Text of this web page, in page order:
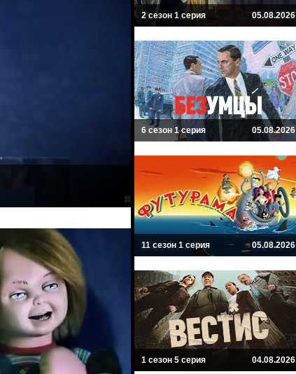
2 сезон 1 серия 05.08.2026
6 сезон 1 серия 05.08.2026
11 сезон 1 серия 05.08.2026
1 сезон 5 серия 04.08.2026